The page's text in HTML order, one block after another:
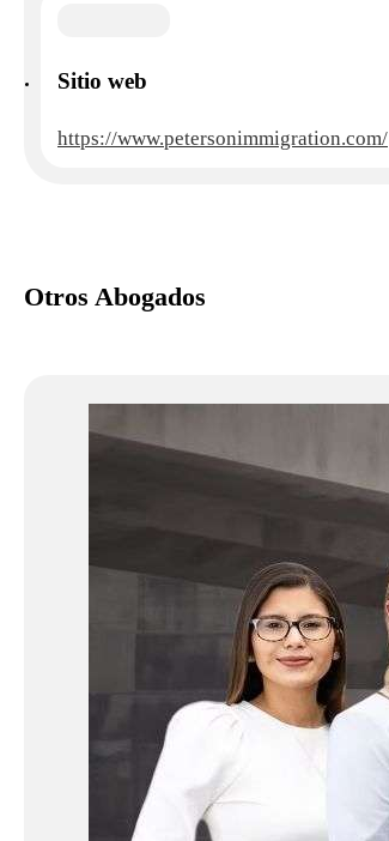
Sitio web
https://www.petersonimmigration.com/
Otros Abogados